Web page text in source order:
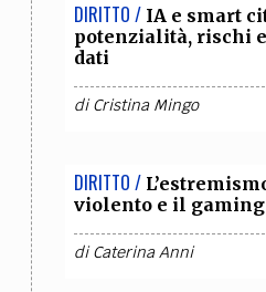
DIRITTO / IA e smart
potenzialità, rischi
dati
diCristina Mingo
DIRITTO /
violento e il gaming
diCaterina Anni